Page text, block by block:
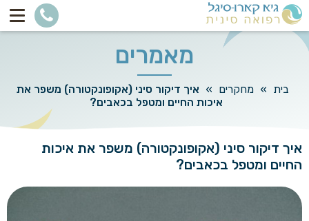
מאמרים
בית » מחקרים » איך דיקור סיני (אקופונקטורה) משפר את
איכות החיים ומטפל בכאבים?
איך דיקור סיני (אקופונקטורה) משפר את איכות
החיים ומטפל בכאבים?